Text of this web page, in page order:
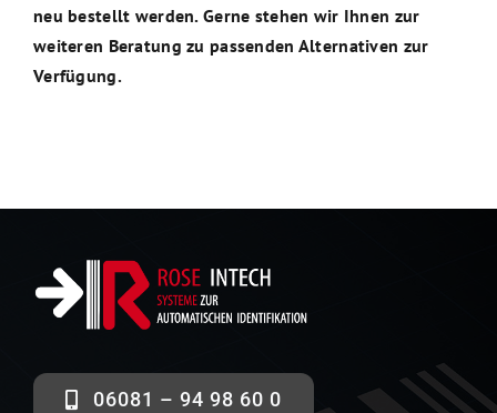
neu bestellt werden. Gerne stehen wir Ihnen zur
weiteren Beratung zu passenden Alternativen zur
Verfügung.
06081 – 94 98 60 0